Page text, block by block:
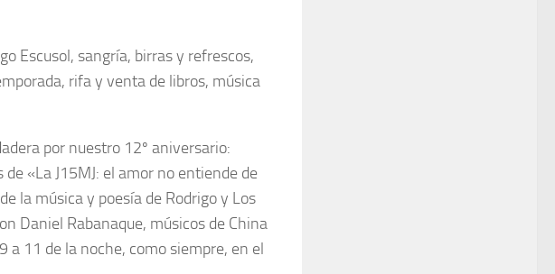
Escusol, sangría, birras y refrescos,
rifa y venta de libros, música
por nuestro 12º aniversario:
«La J15MJ: el amor no entiende de
la música y poesía de Rodrigo y Los
Daniel Rabanaque, músicos de China
a 11 de la noche, como siempre, en el